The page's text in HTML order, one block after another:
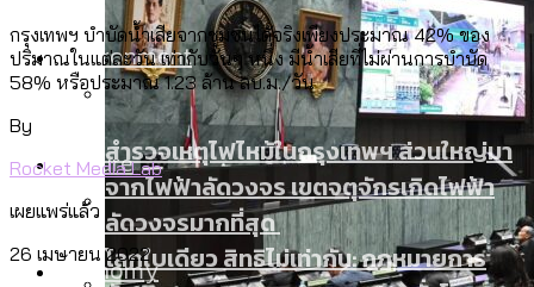
Environment
สำรวจเหตุไฟไหม้ในกรุงเทพฯ ส่วนใหญ่มา
จากไฟฟ้าลัดวงจร เขตจตุจักรเกิดไฟฟ้า
ลัดวงจรมากที่สุด
Culture
โลกใบเดียว สิทธิไม่เท่ากัน: กฎหมายการ
Economy
กรุงเทพฯ บำบัดน้ำเสียจากชุมชนได้จริงเพียงประมาณ 42% ของ
ปริมาณในแต่ละวัน เท่ากับวันๆ หนึ่ง มีน้ำเสียที่ไม่ผ่านการบำบัด
58% หรือประมาณ 1.23 ล้าน ลบ.ม./วัน
By
Rocket Media Lab
เผยแพร่แล้ว
26 เมษายน 2022